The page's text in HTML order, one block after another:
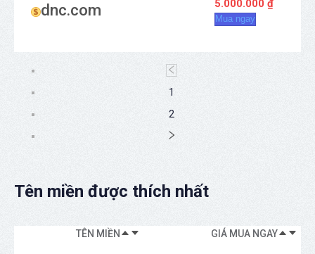
dnc.com 5.000.000 ₫
Mua ngay
1
2
Tên miền được thích nhất
TÊN MIỀN GIÁ MUA NGAY